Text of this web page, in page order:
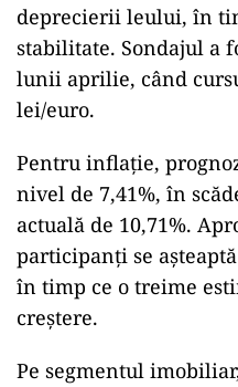
deprecierii leului, în
stabilitate. Sondajul a
lunii aprilie, când
lei/euro.
Pentru inflație,
nivel de 7,41%, în
actuală de 10,71%.
participanți se
în timp ce o treime
creștere.
Pe segmentul